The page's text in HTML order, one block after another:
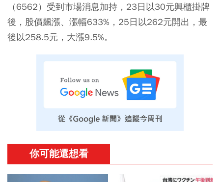
（6562）受到市場消息加持，23日以30元興櫃掛牌
後，股價飆漲、漲幅633%，25日以262元開出，最
後以258.5元，大漲9.5%。